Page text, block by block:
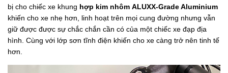
bị cho chiếc xe khung hợp kim nhôm ALUXX-Grade Aluminium
khiến cho xe nhẹ hơn, linh hoạt trên mọi cung đường nhưng vẫn
giữ được được sự chắc chắn cần có của một chiếc xe đạp địa
hình. Cùng với lớp sơn tĩnh điện khiến cho xe càng trở nên tinh tế
hơn.